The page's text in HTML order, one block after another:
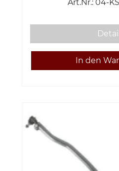
Art.Nr.: 04-